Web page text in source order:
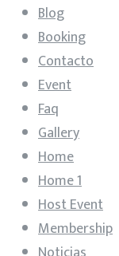
Blog
Booking
Contacto
Event
Faq
Gallery
Home
Home 1
Host Event
Membership